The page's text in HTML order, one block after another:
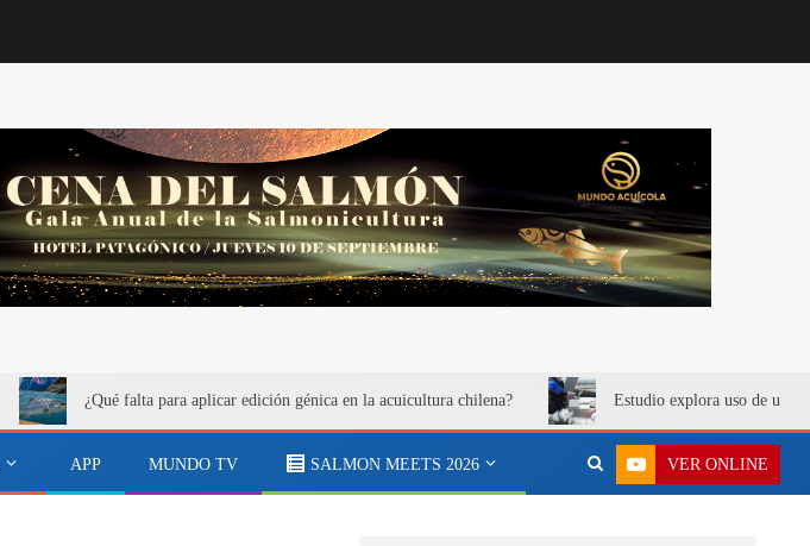
¿Qué falta para aplicar edición génica en la acuicultura chilena? Estudio explora uso de urea
APP MUNDO TV SALMON MEETS 2026 VER ONLINE